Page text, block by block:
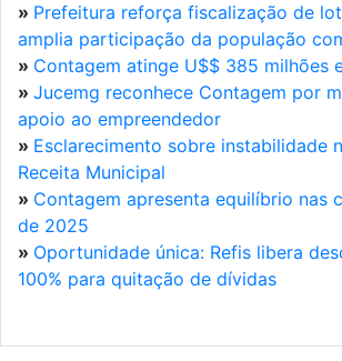
» Prefeitura reforça fiscalização de
amplia participação da população
» Contagem atinge U$$ 385 milhões
» Jucemg reconhece Contagem por
apoio ao empreendedor
» Esclarecimento sobre instabilidade
Receita Municipal
» Contagem apresenta equilíbrio nas
de 2025
» Oportunidade única: Refis libera
100% para quitação de dívidas